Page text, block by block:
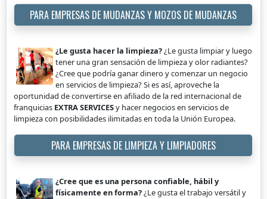
PARA EMPRESAS DE MUDANZAS Y MOZOS DE MUDANZAS
¿Le gusta hacer la limpieza?¿Le gusta limpiar y luego
tener una gran sensación de limpieza y olor radiantes?
¿Cree que podría ganar dinero y comenzar un negocio
en servicios de limpieza? Si es así, aproveche la
oportunidad de convertirse en afiliado de la red internacional de
franquicias EXTRA SERVICESy hacer negocios en servicios de
limpieza con posibilidades ilimitadas en toda la Unión Europea.
PARA EMPRESAS DE LIMPIEZA Y LIMPIADORES
¿Cree que es una persona confiable, hábil y
físicamente en forma?¿Le gusta el trabajo versátil y